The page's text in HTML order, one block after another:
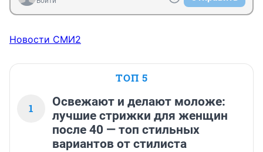
Новости СМИ2
ТОП 5
1
Освежают и делают моложе:
лучшие стрижки для женщин
после 40 — топ стильных
вариантов от стилиста